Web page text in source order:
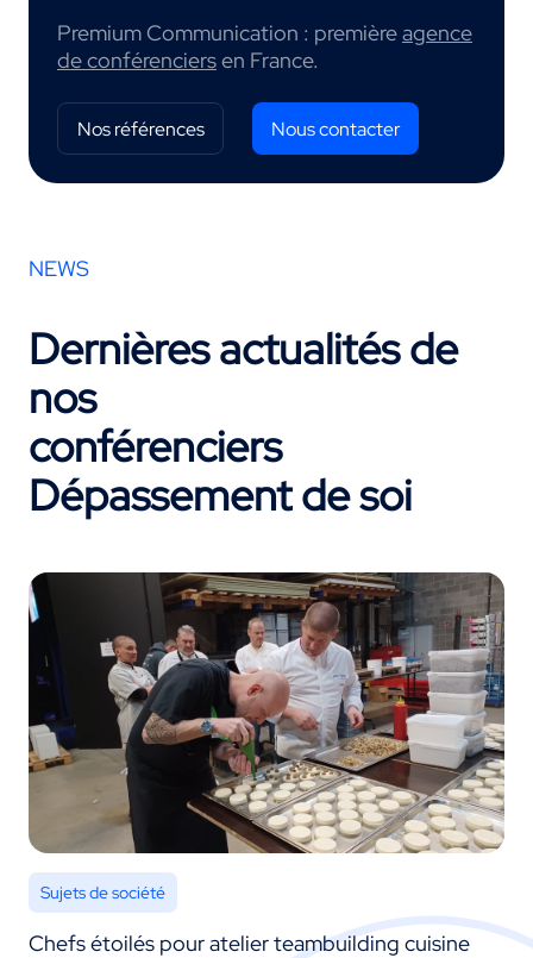
Premium Communication : premièreagence
de conférenciersen France.
Nos références Nous contacter
NEWS
Dernières actualités de
nos
conférenciers
Dépassement de soi
Sujets de société
Chefs étoilés pour atelier teambuilding cuisine